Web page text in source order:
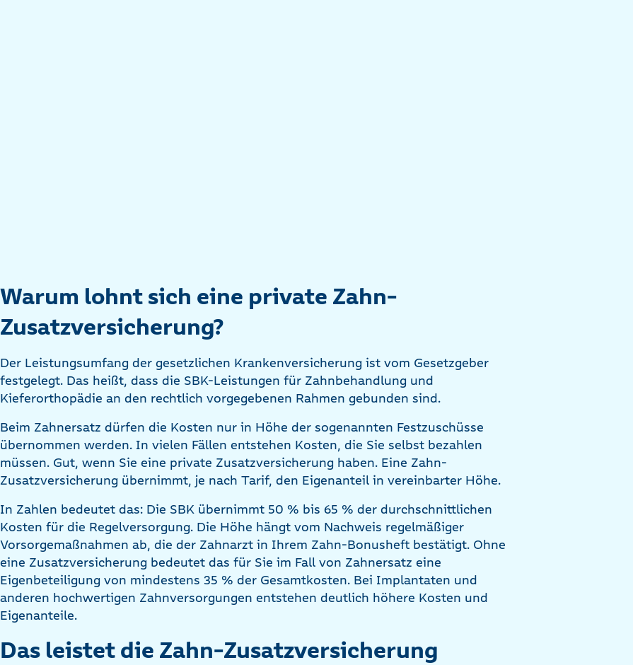
Warum lohnt sich eine private Zahn-
Zusatzversicherung?
Der Leistungsumfang der gesetzlichen Krankenversicherung ist vom Gesetzgeber
festgelegt. Das heißt, dass die SBK-Leistungen für Zahnbehandlung und
Kieferorthopädie an den rechtlich vorgegebenen Rahmen gebunden sind.
Beim Zahnersatz dürfen die Kosten nur in Höhe der sogenannten Festzuschüsse
übernommen werden. In vielen Fällen entstehen Kosten, die Sie selbst bezahlen
müssen. Gut, wenn Sie eine private Zusatzversicherung haben. Eine Zahn-
Zusatzversicherung übernimmt, je nach Tarif, den Eigenanteil in vereinbarter Höhe.
In Zahlen bedeutet das: Die SBK übernimmt 50 % bis 65 % der durchschnittlichen
Kosten für die Regelversorgung. Die Höhe hängt vom Nachweis regelmäßiger
Vorsorgemaßnahmen ab, die der Zahnarzt in Ihrem Zahn-Bonusheft bestätigt. Ohne
eine Zusatzversicherung bedeutet das für Sie im Fall von Zahnersatz eine
Eigenbeteiligung von mindestens 35 % der Gesamtkosten. Bei Implantaten und
anderen hochwertigen Zahnversorgungen entstehen deutlich höhere Kosten und
Eigenanteile.
Das leistet die Zahn-Zusatzversicherung